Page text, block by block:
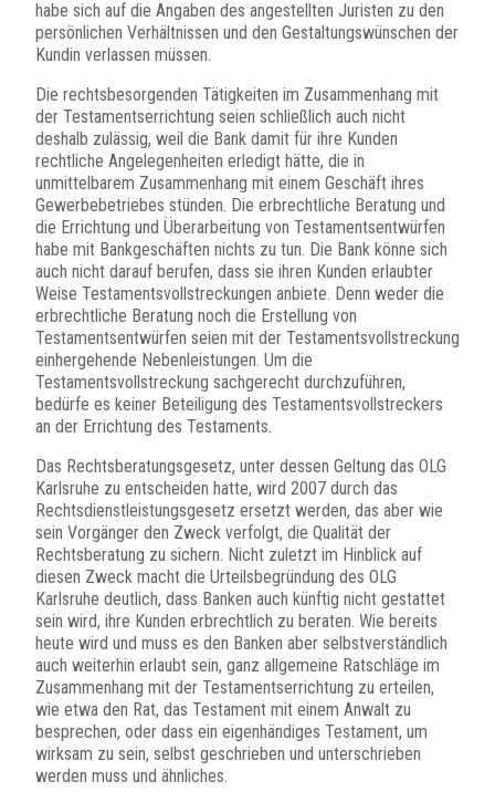
habe sich auf die Angaben des angestellten Juristen zu den
persönlichen Verhältnissen und den Gestaltungswünschen der
Kundin verlassen müssen.
Die rechtsbesorgenden Tätigkeiten im Zusammenhang mit
der Testamentserrichtung seien schließlich auch nicht
deshalb zulässig, weil die Bank damit für ihre Kunden
rechtliche Angelegenheiten erledigt hätte, die in
unmittelbarem Zusammenhang mit einem Geschäft ihres
Gewerbebetriebes stünden. Die erbrechtliche Beratung und
die Errichtung und Überarbeitung von Testamentsentwürfen
habe mit Bankgeschäften nichts zu tun. Die Bank könne sich
auch nicht darauf berufen, dass sie ihren Kunden erlaubter
Weise Testamentsvollstreckungen anbiete. Denn weder die
erbrechtliche Beratung noch die Erstellung von
Testamentsentwürfen seien mit der Testamentsvollstreckung
einhergehende Nebenleistungen. Um die
Testamentsvollstreckung sachgerecht durchzuführen,
bedürfe es keiner Beteiligung des Testamentsvollstreckers
an der Errichtung des Testaments.
Das Rechtsberatungsgesetz, unter dessen Geltung das OLG
Karlsruhe zu entscheiden hatte, wird 2007 durch das
Rechtsdienstleistungsgesetz ersetzt werden, das aber wie
sein Vorgänger den Zweck verfolgt, die Qualität der
Rechtsberatung zu sichern. Nicht zuletzt im Hinblick auf
diesen Zweck macht die Urteilsbegründung des OLG
Karlsruhe deutlich, dass Banken auch künftig nicht gestattet
sein wird, ihre Kunden erbrechtlich zu beraten. Wie bereits
heute wird und muss es den Banken aber selbstverständlich
auch weiterhin erlaubt sein, ganz allgemeine Ratschläge im
Zusammenhang mit der Testamentserrichtung zu erteilen,
wie etwa den Rat, das Testament mit einem Anwalt zu
besprechen, oder dass ein eigenhändiges Testament, um
wirksam zu sein, selbst geschrieben und unterschrieben
werden muss und ähnliches.